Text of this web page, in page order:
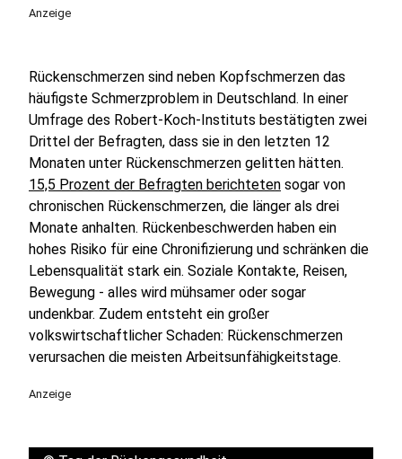
Anzeige
Rückenschmerzen sind neben Kopfschmerzen das
häufigste Schmerzproblem in Deutschland. In einer
Umfrage des Robert-Koch-Instituts bestätigten zwei
Drittel der Befragten, dass sie in den letzten 12
Monaten unter Rückenschmerzen gelitten hätten.
15,5 Prozent der Befragten berichteten sogar von
chronischen Rückenschmerzen, die länger als drei
Monate anhalten. Rückenbeschwerden haben ein
hohes Risiko für eine Chronifizierung und schränken die
Lebensqualität stark ein. Soziale Kontakte, Reisen,
Bewegung - alles wird mühsamer oder sogar
undenkbar. Zudem entsteht ein großer
volkswirtschaftlicher Schaden: Rückenschmerzen
verursachen die meisten Arbeitsunfähigkeitstage.
Anzeige